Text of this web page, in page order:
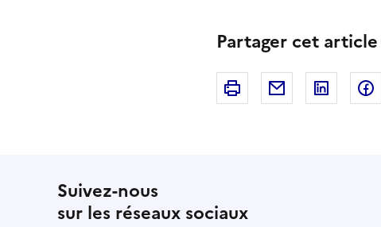
Partager cet article
Imprimer Courriel Linkedin
Suivez-nous
sur les réseaux sociaux